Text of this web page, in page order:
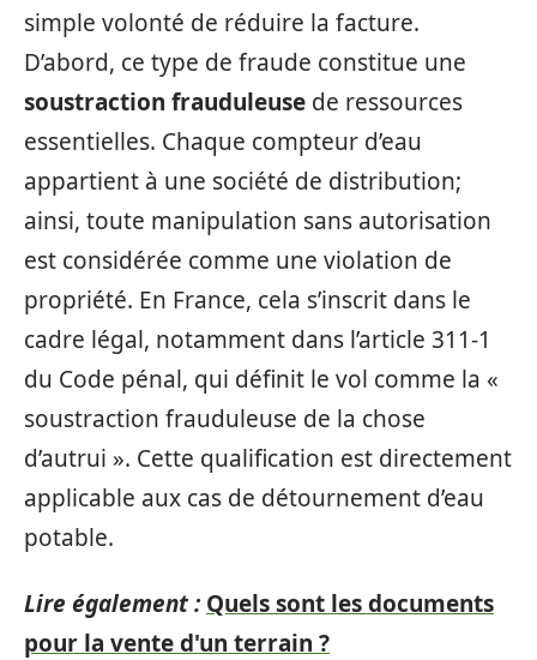
simple volonté de réduire la facture.
D’abord, ce type de fraude constitue une
soustraction frauduleuse de ressources
essentielles. Chaque compteur d’eau
appartient à une société de distribution;
ainsi, toute manipulation sans autorisation
est considérée comme une violation de
propriété. En France, cela s’inscrit dans le
cadre légal, notamment dans l’article 311-1
du Code pénal, qui définit le vol comme la «
soustraction frauduleuse de la chose
d’autrui ». Cette qualification est directement
applicable aux cas de détournement d’eau
potable.
Lire également : Quels sont les documents
pour la vente d'un terrain ?